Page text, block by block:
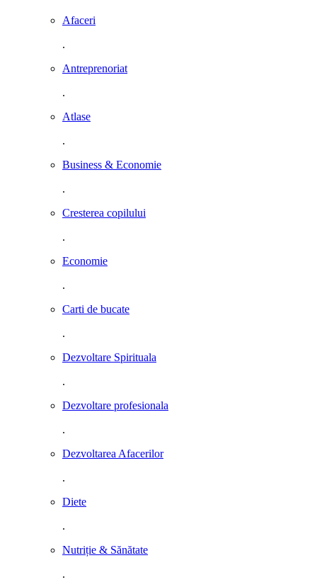
Afaceri
.
Antreprenoriat
.
Atlase
.
Business & Economie
.
Cresterea copilului
.
Economie
.
Carti de bucate
.
Dezvoltare Spirituala
.
Dezvoltare profesionala
.
Dezvoltarea Afacerilor
.
Diete
.
Nutriție & Sănătate
.